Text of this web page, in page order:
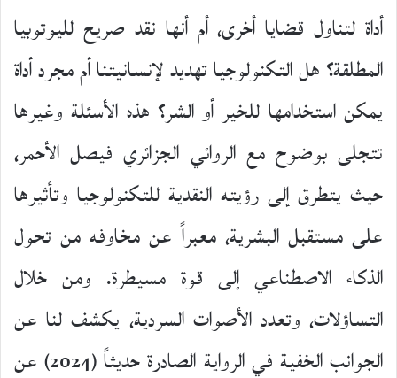
أداة لتناول قضايا أخرى، أم أنها نقد صريح لليوتوبيا
المطلقة؟ هل التكنولوجيا تهديد لإنسانيتنا أم مجرد أداة
يمكن استخدامها للخير أو الشر؟ هذه الأسئلة وغيرها
تتجلى بوضوح مع الروائي الجزائري فيصل الأحمر،
حيث يتطرق إلى رؤيته النقدية للتكنولوجيا وتأثيرها
على مستقبل البشرية، معبراً عن مخاوفه من تحول
الذكاء الاصطناعي إلى قوة مسيطرة. ومن خلال
التساؤلات، وتعدد الأصوات السردية، يكشف لنا عن
الجوانب الخفية في الرواية الصادرة حديثاً (2024) عن